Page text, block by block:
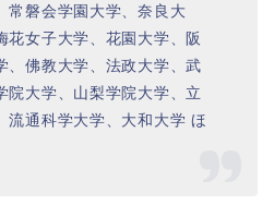
常磐会学園大学、奈良大
花女子大学、花園大学、阪
、佛教大学、法政大学、武
院大学、山梨学院大学、立
流通科学大学、大和大学 ほ